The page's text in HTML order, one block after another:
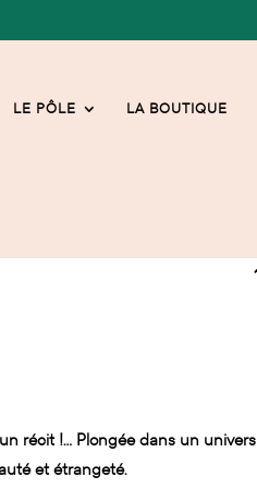
LE PÔLE LA BOUTIQUE
récit !… Plongée dans un univers
et étrangeté.